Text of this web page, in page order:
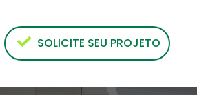
SOLICITE SEU PROJETO